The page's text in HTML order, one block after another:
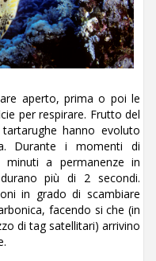
aperto, prima o poi le
per respirare. Frutto del
hanno evoluto
Durante i momenti di
a permanenze in
più di 2 secondi.
in grado di scambiare
facendo si che (in
di tag satellitari) arrivino